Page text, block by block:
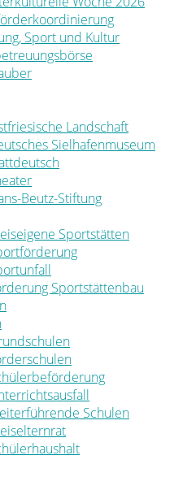
Sport und Kultur
Landschaft
Sielhafenmuseum
Beutz-Stiftung
Sportstätten
Sportstättenbau
Schulen